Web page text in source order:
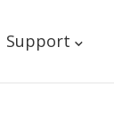
Support